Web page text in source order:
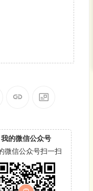
我的微信公众号
微信公众号扫一扫